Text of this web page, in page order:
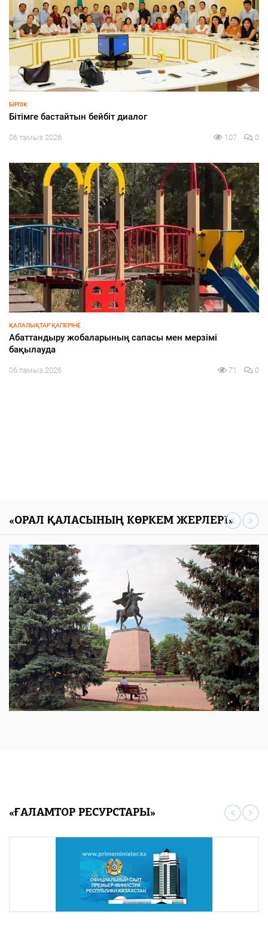
ЭКОНОМИКА
БҚО шаруалары заманауи суару жүйелеріне көшуде
06 тамыз 2026 82 0
СПОРТ
Азия чемпионына құрмет көрсетілді
«ОРАЛ ҚАЛАСЫНЫҢ КӨРКЕМ ЖЕРЛЕРІ»
«ҒАЛАМТОР РЕСУРСТАРЫ»